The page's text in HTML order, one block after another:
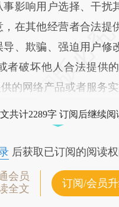
影响用户选择、干扰
在其他经营者合法提
、欺骗、强迫用户修
者破坏他人合法提供
的网络产品或者服务实
共计2289字 订阅后继续阅
后获取已订阅的阅读
会员
全文
订阅/会员